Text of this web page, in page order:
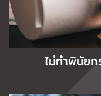
ไม่ทำพินัย